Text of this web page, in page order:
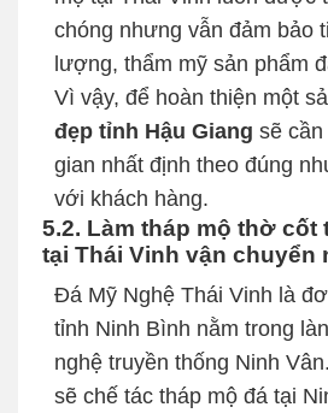
chóng nhưng vẫn đảm bảo
lượng, thẩm mỹ sản phẩm
Vì vậy, để hoàn thiện một
đẹp tỉnh Hậu Giang sẽ
gian nhất định theo đúng
với khách hàng.
5.2. Làm tháp mộ thờ cốt
tại Thái Vinh vận
Đá Mỹ Nghệ Thái Vinh là
tỉnh Ninh Bình nằm trong
nghệ truyền thống Ninh
sẽ chế tác tháp mộ đá tại